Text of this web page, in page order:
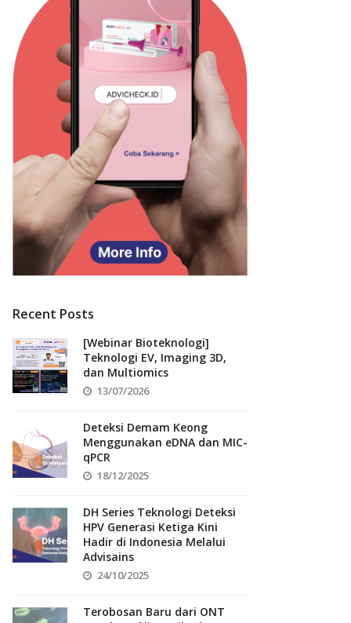
Recent Posts
[Webinar Bioteknologi]
Teknologi EV, Imaging 3D,
dan Multiomics
13/07/2026
Deteksi Demam Keong
Menggunakan eDNA dan MIC-
qPCR
18/12/2025
DH Series Teknologi Deteksi
HPV Generasi Ketiga Kini
Hadir di Indonesia Melalui
Advisains
24/10/2025
Terobosan Baru dari ONT